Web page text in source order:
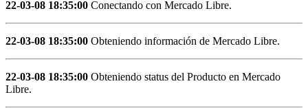
22-03-08 18:35:00 Conectando con Mercado Libre.
22-03-08 18:35:00 Obteniendo información de Mercado Libre.
22-03-08 18:35:00 Obteniendo status del Producto en Mercado
Libre.